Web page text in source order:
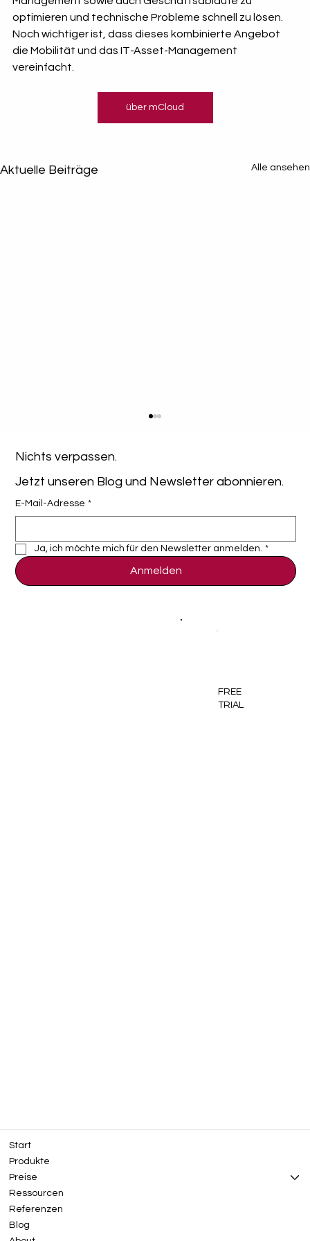
optimieren und technische Probleme schnell zu lösen.
Noch wichtiger ist, dass dieses kombinierte Angebot
die Mobilität und das IT-Asset-Management
vereinfacht.
über mCloud
Aktuelle Beiträge Alle ansehen
Browser-basiertes MDM: Warum Admin-
Clients aussterben
Jetzt unseren Blog und Newsletter abonnieren.
E-Mail-Adresse *
Ja, ich möchte mich für den Newsletter anmelden. *
Anmelden
FREE
TRIAL
Start
Produkte
Preise
Ressourcen
Referenzen
Blog